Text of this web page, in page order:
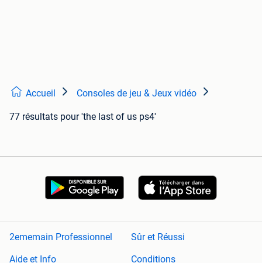
Accueil Consoles de jeu & Jeux vidéo
77 résultats pour 'the last of us ps4'
2ememain Professionnel
Sûr et Réussi
Aide et Info
Conditions